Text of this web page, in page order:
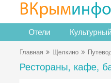
ВКрыминфо
Отели
Главная Щелкино
Рестораны, кафе,